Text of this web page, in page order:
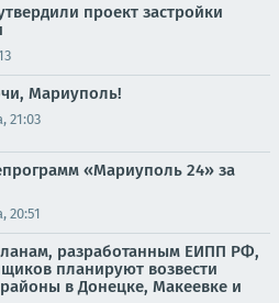
проект застройки
Мариуполь!
21:03
«Мариуполь 24» за
20:51
разработанным ЕИПП РФ,
планируют возвести
в Донецке, Макеевке и